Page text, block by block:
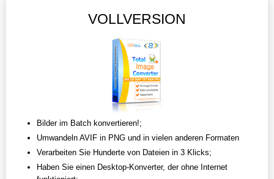
VOLLVERSION
Bilder im Batch konvertieren!;
Umwandeln AVIF in PNG und in vielen anderen Formaten
Verarbeiten Sie Hunderte von Dateien in 3 Klicks;
Haben Sie einen Desktop-Konverter, der ohne Internet